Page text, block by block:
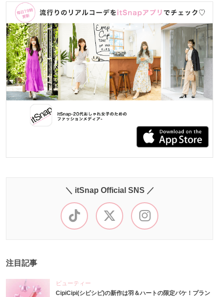
＼ itSnap Official SNS ／
注目記事
ビューティー
CipiCipi(シピシピ)の新作は羽＆ハートの限定パケ！プラン